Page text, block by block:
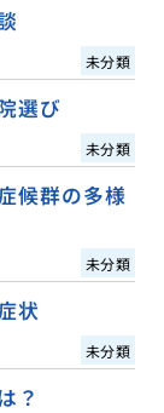
未分類
選び
未分類
候群の多様
未分類
状
未分類
？